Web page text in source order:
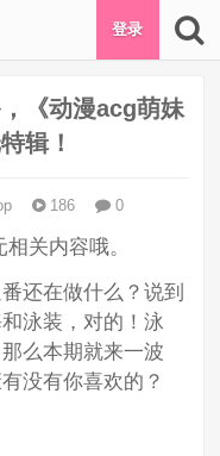
登录
《动漫acg萌妹
辑！
186 0
关内容哦。
还在做什么？说到
泳装，对的！泳
么本期就来一波
没有你喜欢的？